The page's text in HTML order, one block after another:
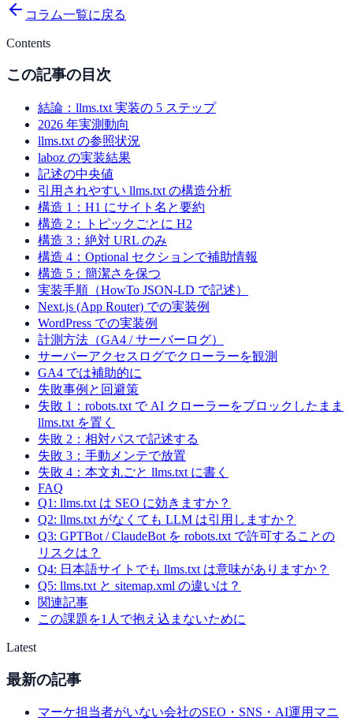
コラム一覧に戻る
Contents
この記事の目次
結論：llms.txt 実装の 5 ステップ
2026 年実測動向
llms.txt の参照状況
laboz の実装結果
記述の中央値
引用されやすい llms.txt の構造分析
構造 1：H1 にサイト名と要約
構造 2：トピックごとに H2
構造 3：絶対 URL のみ
構造 4：Optional セクションで補助情報
構造 5：簡潔さを保つ
実装手順（HowTo JSON-LD で記述）
Next.js (App Router) での実装例
WordPress での実装例
計測方法（GA4 / サーバーログ）
サーバーアクセスログでクローラーを観測
GA4 では補助的に
失敗事例と回避策
失敗 1：robots.txt で AI クローラーをブロックしたまま
llms.txt を置く
失敗 2：相対パスで記述する
失敗 3：手動メンテで放置
失敗 4：本文丸ごと llms.txt に書く
FAQ
Q1: llms.txt は SEO に効きますか？
Q2: llms.txt がなくても LLM は引用しますか？
Q3: GPTBot / ClaudeBot を robots.txt で許可することの
リスクは？
Q4: 日本語サイトでも llms.txt は意味がありますか？
Q5: llms.txt と sitemap.xml の違いは？
関連記事
この課題を1人で抱え込まないために
Latest
最新の記事
マーケ担当者がいない会社のSEO・SNS・AI運用マニ